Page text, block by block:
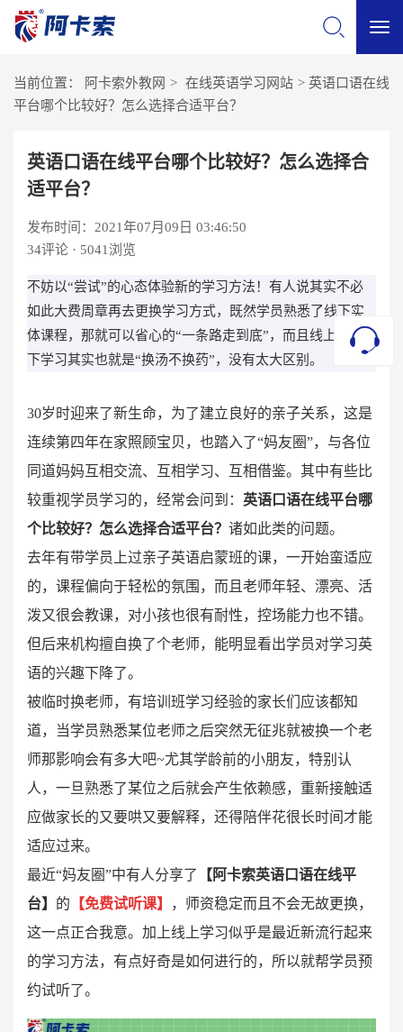
当前位置： 阿卡索外教网 > 在线英语学习网站 > 英语口语在线
平台哪个比较好？怎么选择合适平台？
英语口语在线平台哪个比较好？怎么选择合
适平台？
发布时间：2021年07月09日 03:46:50
34评论 · 5041浏览
不妨以“尝试”的心态体验新的学习方法！有人说其实不必
如此大费周章再去更换学习方式，既然学员熟悉了线下实
体课程，那就可以省心的“一条路走到底”，而且线上和线
下学习其实也就是“换汤不换药”，没有太大区别。
30岁时迎来了新生命，为了建立良好的亲子关系，这是
连续第四年在家照顾宝贝，也踏入了“妈友圈”，与各位
同道妈妈互相交流、互相学习、互相借鉴。其中有些比
较重视学员学习的，经常会问到： 英语口语在线平台哪
个比较好？怎么选择合适平台？ 诸如此类的问题。
去年有带学员上过亲子英语启蒙班的课，一开始蛮适应
的，课程偏向于轻松的氛围，而且老师年轻、漂亮、活
泼又很会教课，对小孩也很有耐性，控场能力也不错。
但后来机构擅自换了个老师，能明显看出学员对学习英
语的兴趣下降了。
被临时换老师，有培训班学习经验的家长们应该都知
道，当学员熟悉某位老师之后突然无征兆就被换一个老
师那影响会有多大吧~尤其学龄前的小朋友，特别认
人，一旦熟悉了某位之后就会产生依赖感，重新接触适
应做家长的又要哄又要解释，还得陪伴花很长时间才能
适应过来。
最近“妈友圈”中有人分享了
【阿卡索英语口语在线平
台】 的 【免费试听课】
，师资稳定而且不会无故更换，
这一点正合我意。加上线上学习似乎是最近新流行起来
的学习方法，有点好奇是如何进行的，所以就帮学员预
约试听了。